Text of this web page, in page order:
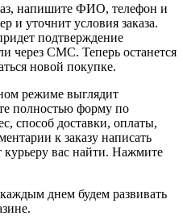
напишите ФИО, телефон и
и уточнит условия заказа.
подтверждение
через СМС. Теперь останется
новой покупке.
режиме выглядит
полностью форму по
способ доставки, оплаты,
к заказу написать
вас найти. Нажмите
днем будем развивать